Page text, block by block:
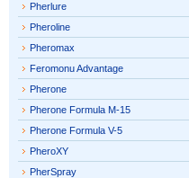
Pherlure
Pheroline
Pheromax
Feromonu Advantage
Pherone
Pherone Formula M-15
Pherone Formula V-5
PheroXY
PherSpray